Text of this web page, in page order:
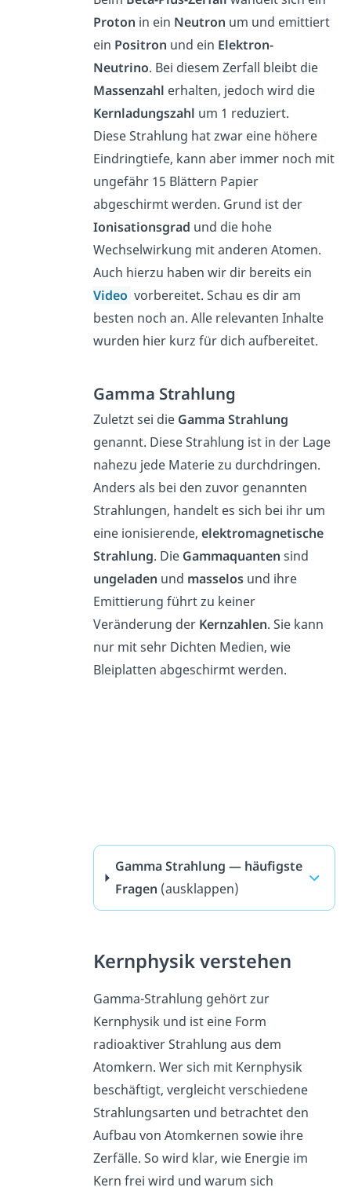
Proton in ein Neutron um und emittiert
ein Positron und ein Elektron-
Neutrino. Bei diesem Zerfall bleibt die
Massenzahl erhalten, jedoch wird die
Kernladungszahl um 1 reduziert.
Diese Strahlung hat zwar eine höhere
Eindringtiefe, kann aber immer noch mit
ungefähr 15 Blättern Papier
abgeschirmt werden. Grund ist der
Ionisationsgrad und die hohe
Wechselwirkung mit anderen Atomen.
Auch hierzu haben wir dir bereits ein
Video vorbereitet. Schau es dir am
besten noch an. Alle relevanten Inhalte
wurden hier kurz für dich aufbereitet.
Gamma Strahlung
Zuletzt sei die Gamma Strahlung
genannt. Diese Strahlung ist in der Lage
nahezu jede Materie zu durchdringen.
Anders als bei den zuvor genannten
Strahlungen, handelt es sich bei ihr um
eine ionisierende,elektromagnetische
Strahlung. Die Gammaquanten sind
ungeladen und masselos und ihre
Emittierung führt zu keiner
Veränderung der Kernzahlen. Sie kann
nur mit sehr Dichten Medien, wie
Bleiplatten abgeschirmt werden.
Gamma Strahlung — häufigste
Fragen (ausklappen)
Kernphysik verstehen
Gamma-Strahlung gehört zur
Kernphysik und ist eine Form
radioaktiver Strahlung aus dem
Atomkern. Wer sich mit Kernphysik
beschäftigt, vergleicht verschiedene
Strahlungsarten und betrachtet den
Aufbau von Atomkernen sowie ihre
Zerfälle. So wird klar, wie Energie im
Kern frei wird und warum sich